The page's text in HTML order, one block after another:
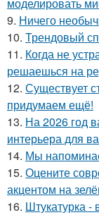
9. Ничего
10. Трендовый
11. Когда не
решаешься на
12. Существует
придумаем ещё!
13. На 2026 год
интерьера для
14. Мы
15. Оцените
акцентом на
16. Штукатурка -